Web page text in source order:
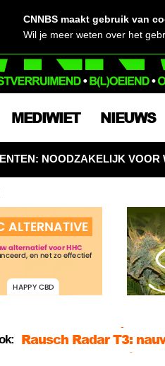
MEDIWIET NIEUWS
WIETPLANTEN, OF
HHC verdwenen? Dit
consumenten ontdekt!
Automatisch water
Rausch Radar T3:
consumenten 🚗💨
CNNBS maakt gebruik van
Wil je meer weten over het